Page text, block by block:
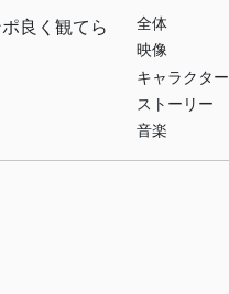
全体
映像
キャラクター
ストーリー
音楽
良く観てら